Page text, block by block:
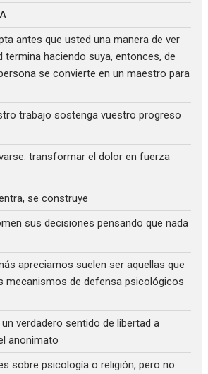
antes que usted una manera de ver
termina haciendo suya, entonces, de
se convierte en un maestro para
trabajo sostenga vuestro progreso
transformar el dolor en fuerza
se construye
sus decisiones pensando que nada
apreciamos suelen ser aquellas que
mecanismos de defensa psicológicos
verdadero sentido de libertad a
anonimato
sobre psicología o religión, pero no